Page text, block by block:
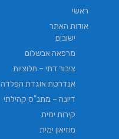
ראשי
אודות האתר
ישובים
מרפאה אבשלום
ציבור דתי – חלוציות
אנדרטת אוגדת הפלדה
דיונה – מתנ"ס קהילתי
קירות ימית
מוזיאון ימית